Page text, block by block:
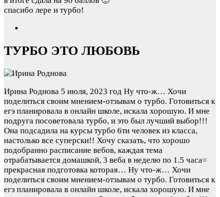
спасибо лере и турбо!
ТУРБО ЭТО ЛЮБОВЬ
Ирина Роднова 5 июля, 2023 год Ну что-ж… Хочи
поделиться своим мнением-отзывам о турбо. Готовиться к
егэ планировала в онлайн школе, искала хорошую. И мне
подруга посоветовала турбо, и это был лучший выбор!!!
Она подсадила на курсы турбо 6ти человек из класса,
настолько все суперски!! Хочу сказать, что хорошо
подобранно расписание вебов, каждая тема
отрабатывается домашкой, 3 веба в неделю по 1.5 часа=
прекрасная подготовка которая… Ну что-ж… Хочи
поделиться своим мнением-отзывам о турбо. Готовиться к
егэ планировала в онлайн школе, искала хорошую. И мне